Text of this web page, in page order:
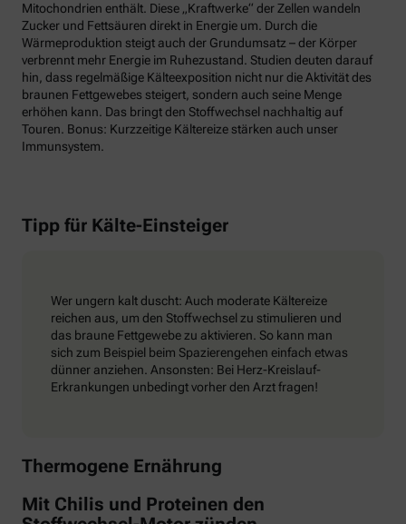
Mitochondrien enthält. Diese „Kraftwerke“ der Zellen wandeln
Zucker und Fettsäuren direkt in Energie um. Durch die
Wärmeproduktion steigt auch der Grundumsatz – der Körper
verbrennt mehr Energie im Ruhezustand. Studien deuten darauf
hin, dass regelmäßige Kälteexposition nicht nur die Aktivität des
braunen Fettgewebes steigert, sondern auch seine Menge
erhöhen kann. Das bringt den Stoffwechsel nachhaltig auf
Touren. Bonus: Kurzzeitige Kältereize stärken auch unser
Immunsystem.
Tipp für Kälte-Einsteiger
Wer ungern kalt duscht: Auch moderate Kältereize
reichen aus, um den Stoffwechsel zu stimulieren und
das braune Fettgewebe zu aktivieren. So kann man
sich zum Beispiel beim Spazierengehen einfach etwas
dünner anziehen. Ansonsten: Bei Herz-Kreislauf-
Erkrankungen unbedingt vorher den Arzt fragen!
Thermogene Ernährung
Mit Chilis und Proteinen den